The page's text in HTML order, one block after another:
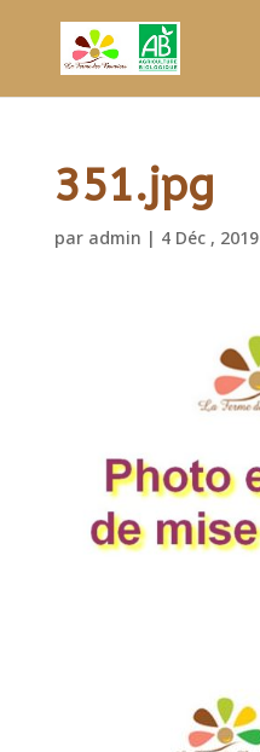
351.jpg
par admin | 4 Déc , 2019